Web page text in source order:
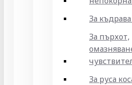
За къдрава
За пърхот,
За руса